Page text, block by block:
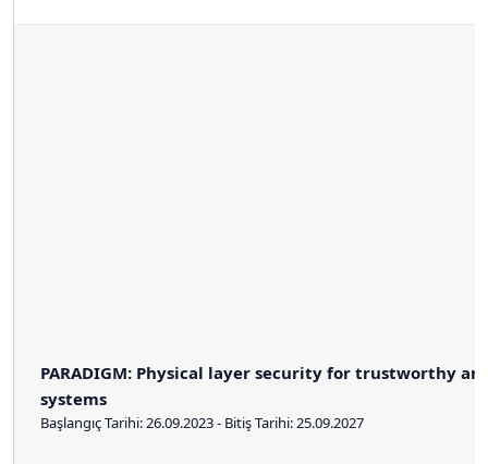
PARADIGM: Physical layer security for trustworthy
systems
Başlangıç Tarihi: 26.09.2023 - Bitiş Tarihi: 25.09.2027